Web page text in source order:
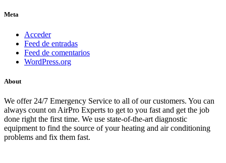
Meta
Acceder
Feed de entradas
Feed de comentarios
WordPress.org
About
We offer 24/7 Emergency Service to all of our customers. You can
always count on AirPro Experts to get to you fast and get the job
done right the first time. We use state-of-the-art diagnostic
equipment to find the source of your heating and air conditioning
problems and fix them fast.